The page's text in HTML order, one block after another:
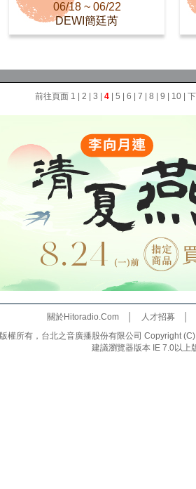
06/18 ~ 06/22
DEWI簡廷芮
前往頁面 1 2 3 4| 5 6 7 8 9 10|
關於Hitoradio.Com│ 人才招募
版權所有，台北之音廣播股份有限公司 Copyright
建議瀏覽器版本 IE 7.0以上